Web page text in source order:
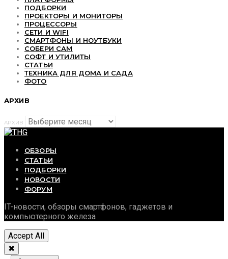
ПОДБОРКИ
ПРОЕКТОРЫ И МОНИТОРЫ
ПРОЦЕССОРЫ
СЕТИ И WIFI
СМАРТФОНЫ И НОУТБУКИ
СОБЕРИ САМ
СОФТ И УТИЛИТЫ
СТАТЬИ
ТЕХНИКА ДЛЯ ДОМА И САДА
ФОТО
АРХИВ
АРХИВ
ОБЗОРЫ
СТАТЬИ
ПОДБОРКИ
НОВОСТИ
ФОРУМ
IT-новости, обзоры смартфонов, гаджетов и
компьютерного железа
Accept All
✖